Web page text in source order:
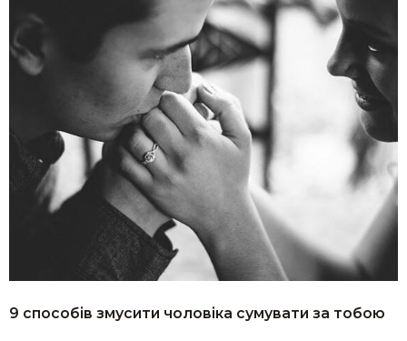
9 способів змусити чоловіка сумувати за тобою